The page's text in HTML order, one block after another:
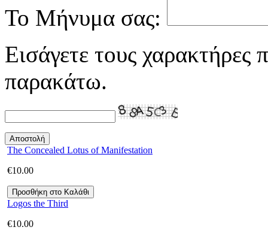
Το Μήνυμα σας:
Εισάγετε τους χαρακτήρες
παρακάτω.
The Concealed Lotus of Manifestation
€10.00
Logos the Third
€10.00